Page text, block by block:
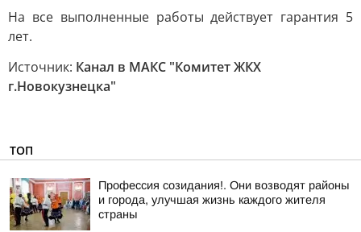
На все выполненные работы действует гарантия 5
лет.
Источник: Канал в МАКС "Комитет ЖКХ
г.Новокузнецка"
ТОП
Профессия созидания!. Они возводят районы
и города, улучшая жизнь каждого жителя
страны